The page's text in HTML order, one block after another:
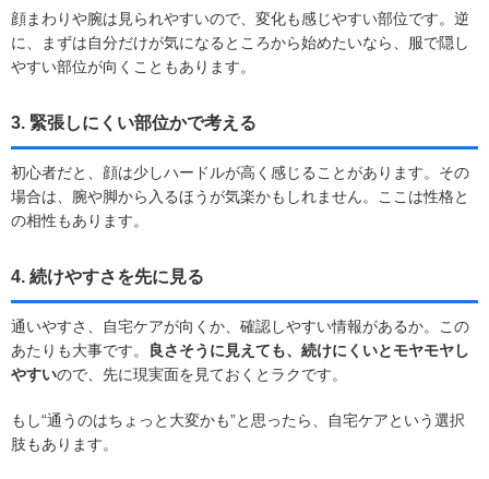
顔まわりや腕は見られやすいので、変化も感じやすい部位です。逆
に、まずは自分だけが気になるところから始めたいなら、服で隠し
やすい部位が向くこともあります。
3. 緊張しにくい部位かで考える
初心者だと、顔は少しハードルが高く感じることがあります。その
場合は、腕や脚から入るほうが気楽かもしれません。ここは性格と
の相性もあります。
4. 続けやすさを先に見る
通いやすさ、自宅ケアが向くか、確認しやすい情報があるか。この
あたりも大事です。
良さそうに見えても、続けにくいとモヤモヤし
やすいので、先に現実面を見ておくとラクです。
もし“通うのはちょっと大変かも”と思ったら、自宅ケアという選択
肢もあります。